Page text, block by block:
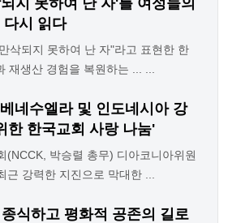
다시 읽다
삭되지 못하여 난 자"라고 표현한 한
재생산 경험을 복원하는 ... ...
네수엘라 및 인도네시아 강
한 한국교회 사랑 나눔'
(NCCK, 박승렬 총무) 디아코니아위원
근 강력한 지진으로 막대한 ...
식하고 평화적 공존의 길로